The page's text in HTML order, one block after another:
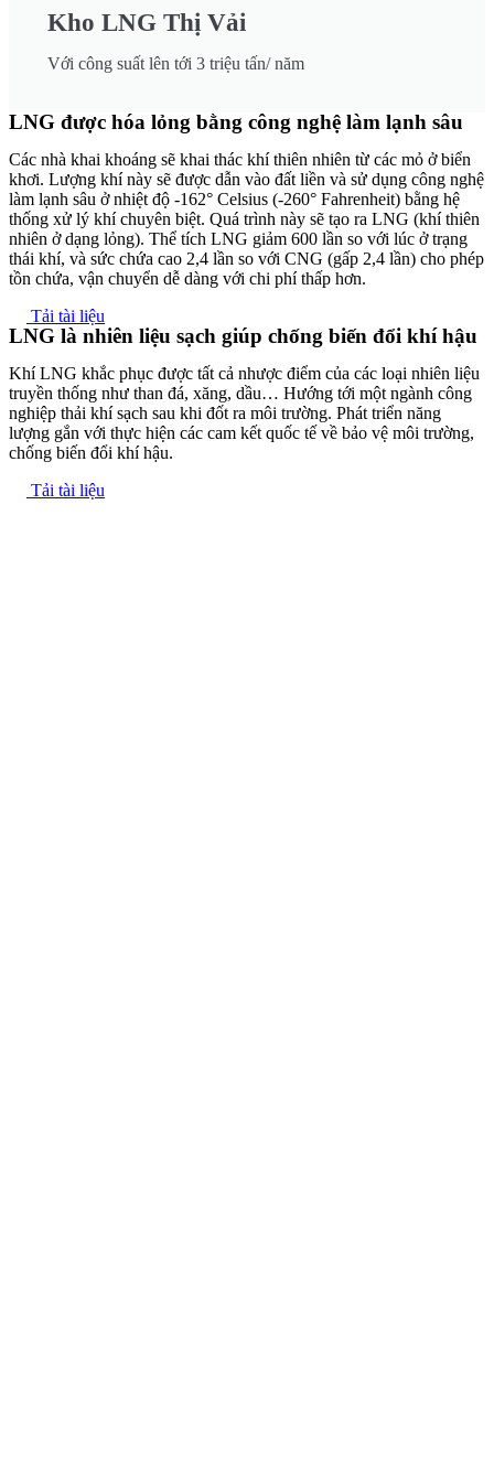
Kho LNG Thị Vải
Với công suất lên tới 3 triệu tấn/ năm
LNG được hóa lỏng bằng công nghệ làm lạnh sâu
Các nhà khai khoáng sẽ khai thác khí thiên nhiên từ các mỏ ở biển
khơi. Lượng khí này sẽ được dẫn vào đất liền và sử dụng công nghệ
làm lạnh sâu ở nhiệt độ -162° Celsius (-260° Fahrenheit) bằng hệ
thống xử lý khí chuyên biệt. Quá trình này sẽ tạo ra LNG (khí thiên
nhiên ở dạng lỏng). Thể tích LNG giảm 600 lần so với lúc ở trạng
thái khí, và sức chứa cao 2,4 lần so với CNG (gấp 2,4 lần) cho phép
tồn chứa, vận chuyển dễ dàng với chi phí thấp hơn.
Tải tài liệu
LNG là nhiên liệu sạch giúp chống biến đổi khí hậu
Khí LNG khắc phục được tất cả nhược điểm của các loại nhiên liệu
truyền thống như than đá, xăng, dầu… Hướng tới một ngành công
nghiệp thải khí sạch sau khi đốt ra môi trường. Phát triển năng
lượng gắn với thực hiện các cam kết quốc tế về bảo vệ môi trường,
chống biến đổi khí hậu.
Tải tài liệu